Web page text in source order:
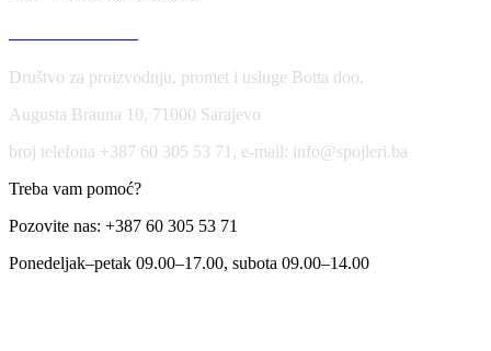
Društvo za proizvodnju, promet i usluge Botta doo,
Augusta Brauna 10, 71000 Sarajevo
broj telefona +387 60 305 53 71, e-mail: info@spojleri.ba
Treba vam pomoć?
Pozovite nas: +387 60 305 53 71
Ponedeljak–petak 09.00–17.00, subota 09.00–14.00